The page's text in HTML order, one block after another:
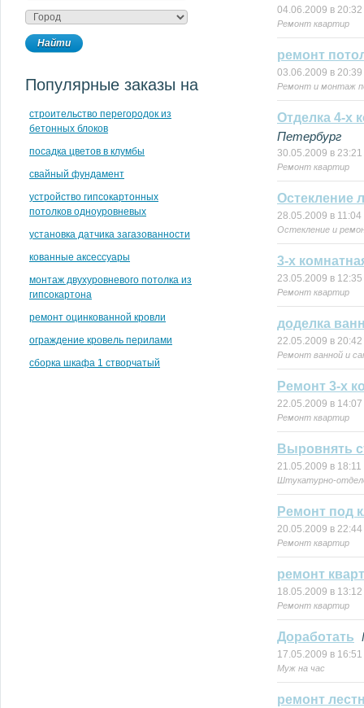
Популярные заказы на
строительство перегородок из
бетонных блоков
посадка цветов в клумбы
свайный фундамент
устройство гипсокартонных
потолков одноуровневых
установка датчика загазованности
кованные аксессуары
монтаж двухуровневого потолка из
гипсокартона
ремонт оцинкованной кровли
ограждение кровель перилами
сборка шкафа 1 створчатый
04.06.2009 в 20:32
Ремонт квартир
ремонт
03.06.2009 в 20:39
Ремонт и монтаж
Отделка 4-х
Петербург
30.05.2009 в 23:21
Ремонт квартир
Остекление
28.05.2009 в 11:04
Остекление и
3-х
23.05.2009 в 12:35
Ремонт квартир
доделка
22.05.2009 в 20:42
Ремонт ванной и
Ремонт 3-х
22.05.2009 в 14:07
Ремонт квартир
Выровнять
21.05.2009 в 18:11
Штукатурно-
Ремонт под
20.05.2009 в 22:44
Ремонт квартир
ремонт
18.05.2009 в 13:12
Ремонт квартир
Доработать
17.05.2009 в 16:51
Муж на час
ремонт